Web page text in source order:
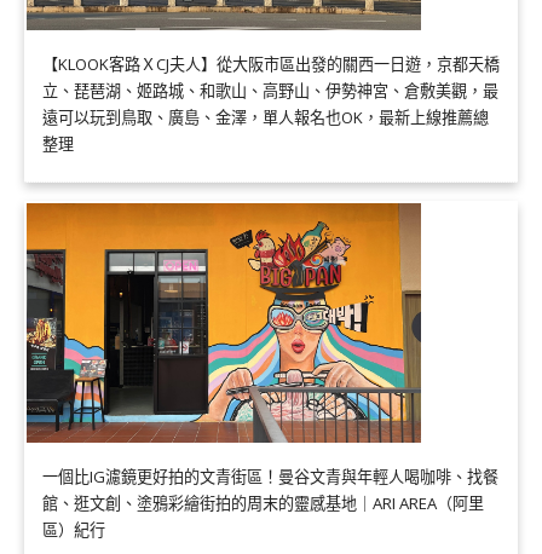
【KLOOK客路ＸCJ夫人】從大阪市區出發的關西一日遊，京都天橋
立、琵琶湖、姬路城、和歌山、高野山、伊勢神宮、倉敷美觀，最
遠可以玩到鳥取、廣島、金澤，單人報名也OK，最新上線推薦總
整理
一個比IG濾鏡更好拍的文青街區！曼谷文青與年輕人喝咖啡、找餐
館、逛文創、塗鴉彩繪街拍的周末的靈感基地｜ARI AREA（阿里
區）紀行